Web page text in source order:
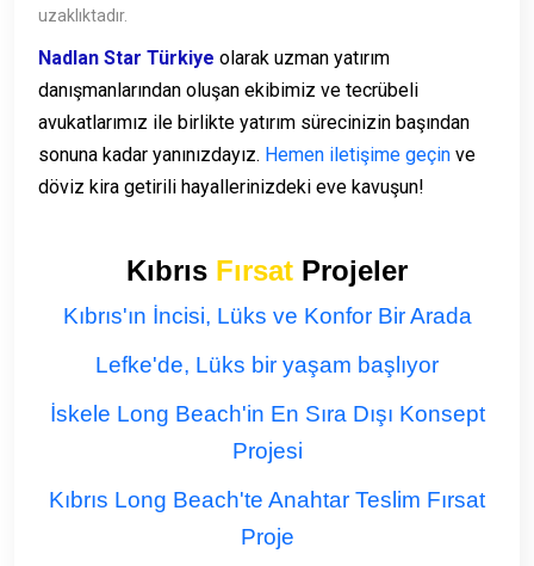
uzaklıktadır.
Nadlan Star Türkiye olarak uzman yatırım
danışmanlarından oluşan ekibimiz ve tecrübeli
avukatlarımız ile birlikte yatırım sürecinizin başından
sonuna kadar yanınızdayız. Hemen iletişime geçin ve
döviz kira getirili hayallerinizdeki eve kavuşun!
Kıbrıs Fırsat Projeler
Kıbrıs'ın İncisi, Lüks ve Konfor Bir Arada
Lefke'de, Lüks bir yaşam başlıyor
İskele Long Beach'in En Sıra Dışı Konsept
Projesi
Kıbrıs Long Beach'te Anahtar Teslim Fırsat
Proje